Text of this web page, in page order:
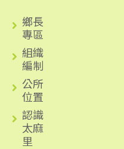
鄉長
專區
組織
編制
公所
位置
認識
太麻
里